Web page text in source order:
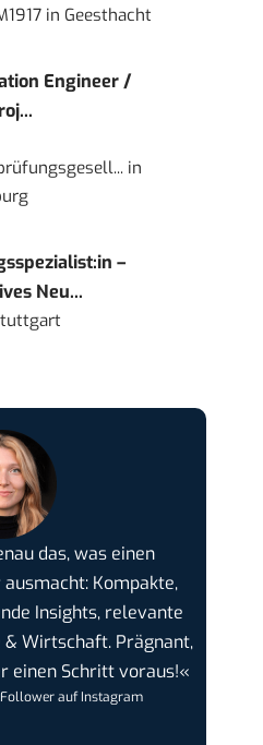
in Geesthacht
Engineer /
in
–
Neu...
das, was einen
Kompakte,
Insights, relevante
& Wirtschaft. Prägnant,
einen Schritt voraus!«
Follower auf Instagram